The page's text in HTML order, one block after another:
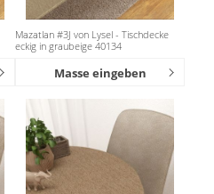
Mazatlan #3J von Lysel - Tischdecke
eckig in graubeige 40134
Masse eingeben